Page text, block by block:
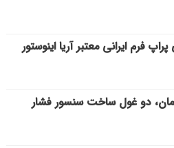
فرم ایرانی معتبر آریا اینوستور
دو غول ساخت سنسور فشار